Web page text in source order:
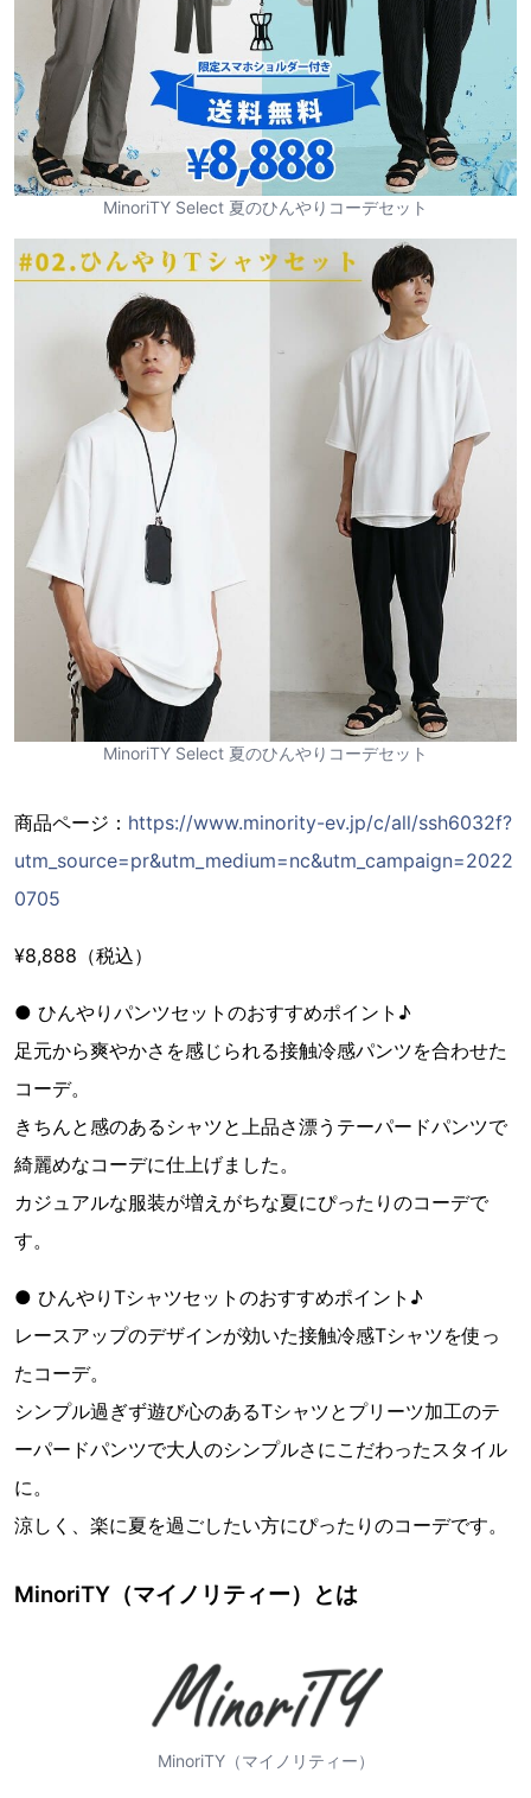
MinoriTY Select 夏のひんやりコーデセット
MinoriTY Select 夏のひんやりコーデセット
商品ページ： https://www.minority-ev.jp/c/all/ssh6032f?
utm_source=pr&utm_medium=nc&utm_campaign=2022
0705
¥8,888（税込）
● ひんやりパンツセットのおすすめポイント♪
足元から爽やかさを感じられる接触冷感パンツを合わせた
コーデ。
きちんと感のあるシャツと上品さ漂うテーパードパンツで
綺麗めなコーデに仕上げました。
カジュアルな服装が増えがちな夏にぴったりのコーデで
す。
● ひんやりTシャツセットのおすすめポイント♪
レースアップのデザインが効いた接触冷感Tシャツを使っ
たコーデ。
シンプル過ぎず遊び心のあるTシャツとプリーツ加工のテ
ーパードパンツで大人のシンプルさにこだわったスタイル
に。
涼しく、楽に夏を過ごしたい方にぴったりのコーデです。
MinoriTY（マイノリティー）とは
MinoriTY（マイノリティー）